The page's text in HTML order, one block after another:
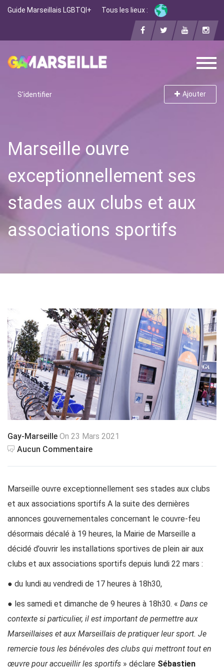
Guide Marseillais LGBTQI+ Tous les lieux :
S'identifier Ajouter
Marseille ouvre
exceptionnellement ses
stades aux clubs et aux
associations sportifs
Gay-Marseille On 23 Mars 2021
Aucun Commentaire
Marseille ouvre exceptionnellement ses stades aux clubs
et aux associations sportifs A la suite des dernières
annonces gouvernementales concernant le couvre-feu
désormais décalé à 19 heures, la Mairie de Marseille a
décidé d’ouvrir les installations sportives de plein air aux
clubs et aux associations sportifs depuis lundi 22 mars :
● du lundi au vendredi de 17 heures à 18h30,
● les samedi et dimanche de 9 heures à 18h30. « Dans ce
contexte si particulier, il est important de permettre aux
Marseillaises et aux Marseillais de pratiquer leur sport. Je
remercie tous les bénévoles des clubs qui mettront tout en
œuvre pour accueillir les sportifs » déclare Sébastien